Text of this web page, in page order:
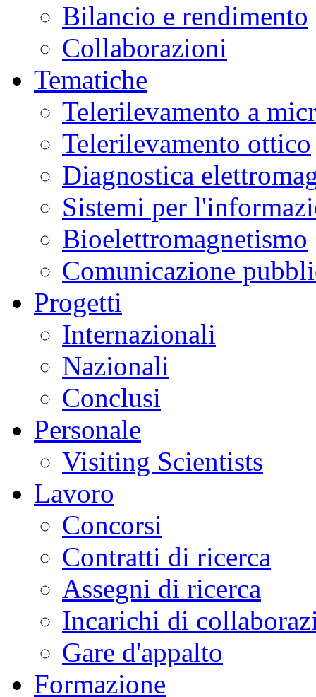
Bilancio e rendimento
Collaborazioni
Tematiche
Telerilevamento a
Telerilevamento ottico
Diagnostica
Sistemi per
Bioelettromagnetismo
Comunicazione
Progetti
Internazionali
Nazionali
Conclusi
Personale
Visiting Scientists
Lavoro
Concorsi
Contratti di ricerca
Assegni di ricerca
Incarichi di
Gare d'appalto
Formazione